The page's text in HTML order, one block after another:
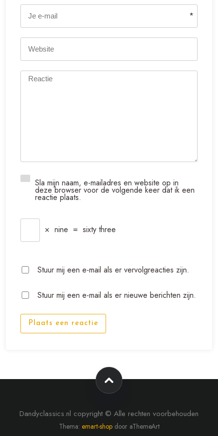
*
Sla mijn naam, e-mailadres en website op in
deze browser voor de volgende keer dat ik een
reactie plaats.
× nine = sixty three
Stuur mij een e-mail als er vervolgreacties zijn.
Stuur mij een e-mail als er nieuwe berichten zijn.
Plaats een reactie
Dandyclassics.nl copyright © Alle rechten voorbehouden
Thema: emart-shopdoor aThemeArt